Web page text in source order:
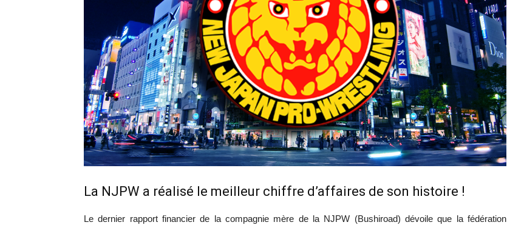
La NJPW a réalisé le meilleur chiffre d’affaires de son histoire !
Le dernier rapport financier de la compagnie mère de la NJPW (Bushiroad) dévoile que la fédération